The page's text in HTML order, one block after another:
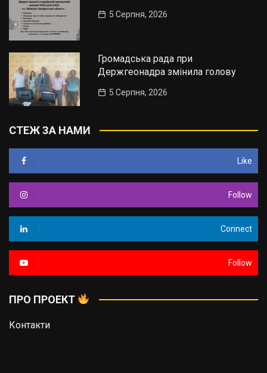
5 Серпня, 2026
Громадська рада при
Держгеонадра змінила голову
5 Серпня, 2026
СТЕЖ ЗА НАМИ
Like
Follow
Connect
Follow
ПРО ПРОЕКТ
Контакти